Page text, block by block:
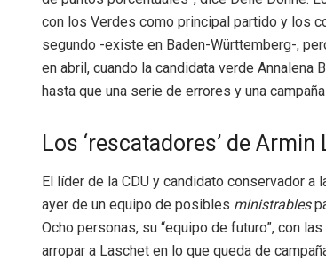
con los Verdes como principal partido y los
segundo -existe en Baden-Württemberg-,
en abril, cuando la candidata verde Annalena
hasta que una serie de errores y una
Los ‘rescatadores’ de Armin
El líder de la CDU y candidato conservador a
ayer de un equipo de posibles ministrables
Ocho personas, su “equipo de futuro”, con
arropar a Laschet en lo que queda de